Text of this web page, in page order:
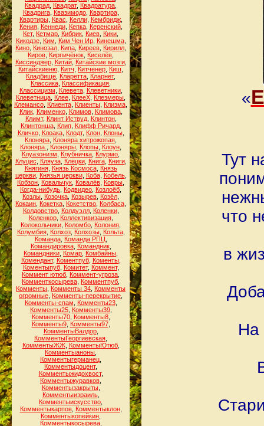
Квадрад Квадрат, Квадратура
Квадрига, Квазимодо, Квартира,
Квартиры, Квас Келли, Кембридж,
Кения, Кеннеди, Кепка, Керенский,
Кет, Кетмар Кибрик Киев Кики
Кикодзе, Ким Ким Чен Ир, Кинешма,
Кино Кинозал Кипа Киреев Кирилл
Киров Кирпичёнок Киселёв
Киссинджер, Китай, Китайские мозги,
Китайскиеню Китч Китченер Киш
Кладбище Кларетта Кларнет,
Классика Классификация
Классицизм
Клевета, Клеветники,
Клеветница Клее КлееХ Клезмеры
Клемансо Клиента Клиенты Клизма
Клик, Клименко, Климов, Климова,
Климт, Клинт Иствуд, Клинтон,
Клинтонша, Клип, Клифф Ричард,
Кличко, Клоака, Клодт, Клон, Клоны,
Клоняра Клоняра хитрожопая
Клоняра.
Клоняры Клопы Клоун
Клуазонизм
Клубничка Клурмо
Клуцис
Кляуза, Клёцки, Книга, Книги,
Княгиня, Князь Космоса, Князь
церкви, Князья церкви, Коба, Кобель,
Кобзон Ковальчук Ковалёв Ковры
Когда-нибудь Кодвидео Козлоёб
Козлы Козочка Козырев Козёл
Кокаин Кокетка Кокетство Колбаса
Колдовство, Колдуэлл, Коленки,
Коленкор, Коллективизация,
Колокольчики Коломбо Колония
Колумбия, Колхоз, Колхозы, Кольта,
Команда, Команда РПЦ
Командировка, Командник,
Командники Комар Комбайны
Комендант, Коментпуб, Коменты,
Коментыпуб, Комитет, Коммент,
Коммент ютюб Коммент-угроза
Комменткосырева Комментпуб
Комменты Комменты 34 Комменты
огромные Комменты-перекрытие
Комменты-спам
Комменты23,
Комменты25, Комменты39,
Комменты70, Комменты8,
Комменты9, Комменты97,
КомментыВалдор,
КомментыГеоргиевская
КомментыЖЖ, КомментыЮтюб,
Комментыаноны
Комментыгерманец
Комментыдоцент,
Комментыжидохвост,
Комментыжуравков
Комментызакрыты,
Комментыизраиль,
Комментыискусство
Комментыкарпов, Комментыклон,
Комментыкопейкин
Комментыкосырева,
«
Тут
что
в
На